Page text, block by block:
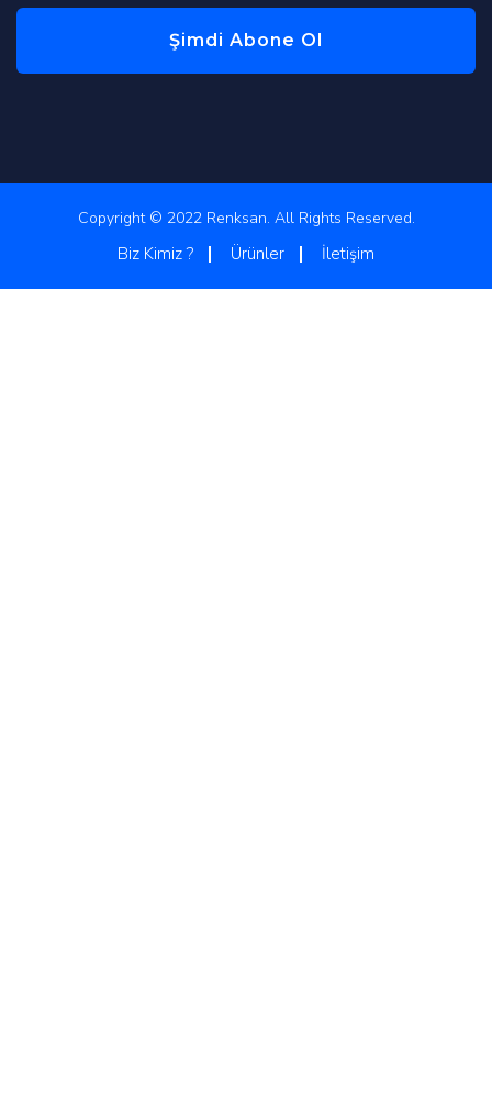
Şimdi Abone Ol
Copyright © 2022 Renksan. All Rights Reserved.
Biz Kimiz ? Ürünler İletişim